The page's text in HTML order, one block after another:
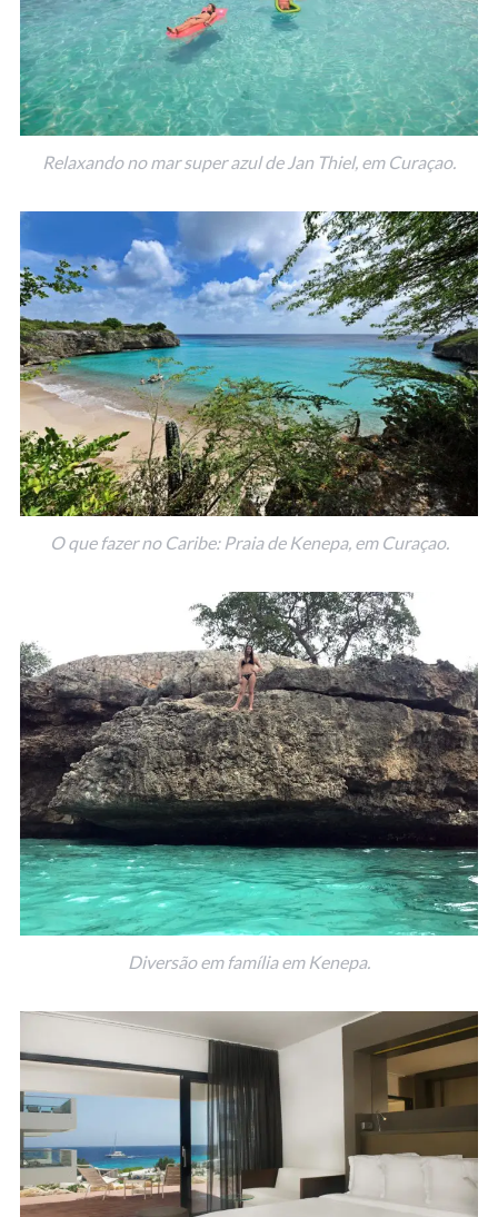
Relaxando no mar super azul de Jan Thiel, em Curaçao.
O que fazer no Caribe: Praia de Kenepa, em Curaçao.
Diversão em família em Kenepa.